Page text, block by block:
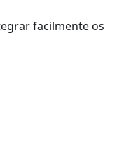
facilmente os